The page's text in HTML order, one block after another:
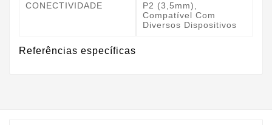
CONECTIVIDADE
P2 (3,5mm),
Compatível Com
Diversos Dispositivos
Referências específicas